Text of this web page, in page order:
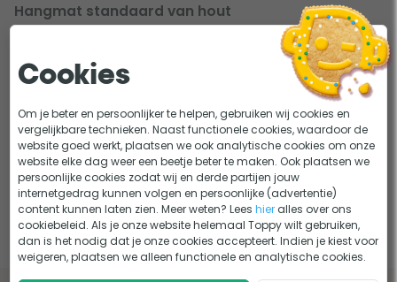
Hangmat standaard van hout
Een hangmat standaard van hout gaat lang mee en geeft
een stijlvolle uitstraling aan je tuin. Heb je voldoende ruimte
en ben je op zoek naar een hangmat standaard met een
luxe design? Kies dan voor een hangmat standaard van
hout. De standaarden zijn voorzien van een beschermende
laag. Hierdoor kan het hangmat standaard van hout
zonder problemen buiten blijven staan en is hij
weerbestendig.
Cookies
Om je beter en persoonlijker te helpen, gebruiken wij cookies en
vergelijkbare technieken. Naast functionele cookies, waardoor de
website goed werkt, plaatsen we ook analytische cookies om onze
website elke dag weer een beetje beter te maken. Ook plaatsen we
persoonlijke cookies zodat wij en derde partijen jouw
internetgedrag kunnen volgen en persoonlijke (advertentie)
content kunnen laten zien. Meer weten? Leeshier alles over ons
cookiebeleid. Als je onze website helemaal Toppy wilt gebruiken,
dan is het nodig dat je onze cookies accepteert. Indien je kiest voor
weigeren, plaatsen we alleen functionele en analytische cookies.